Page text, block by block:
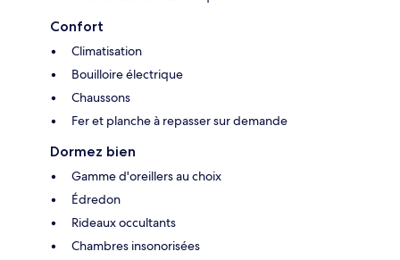
Confort
Climatisation
Bouilloire électrique
Chaussons
Fer et planche à repasser sur demande
Dormez bien
Gamme d'oreillers au choix
Édredon
Rideaux occultants
Chambres insonorisées